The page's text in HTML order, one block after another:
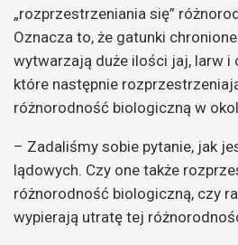
„rozprzestrzeniania się”
Oznacza to, że gatunki
wytwarzają duże ilości jaj, larw i
które następnie
różnorodność biologiczną w
– Zadaliśmy sobie pytanie, jak
lądowych. Czy one także
różnorodność biologiczną, czy
wypierają utratę tej